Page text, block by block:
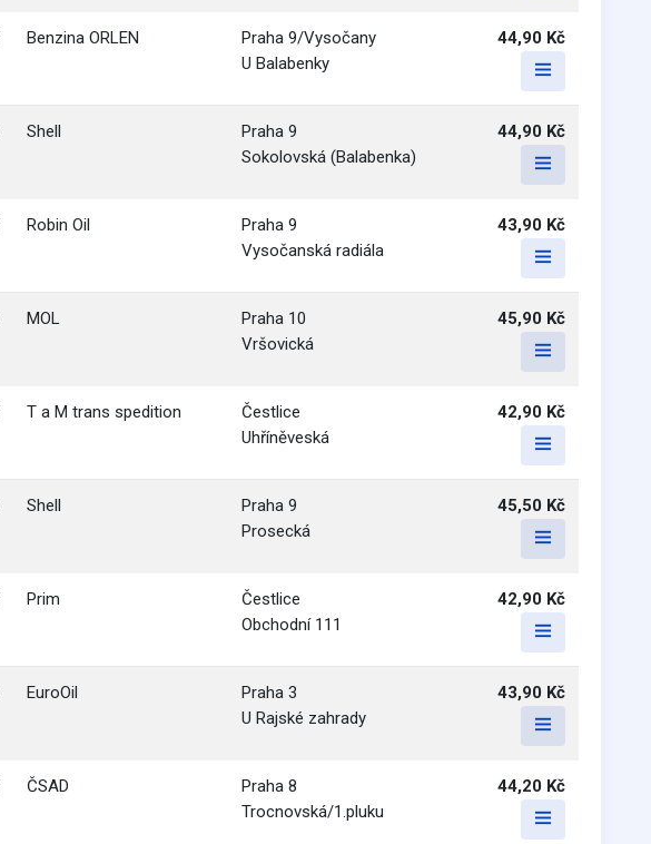
Benzina ORLEN
Praha 9/Vysočany
U Balabenky
44,90 Kč
Shell
Praha 9
Sokolovská (Balabenka)
44,90 Kč
Robin Oil
Praha 9
Vysočanská radiála
43,90 Kč
MOL
Praha 10
Vršovická
45,90 Kč
T a M trans spedition
Čestlice
Uhříněveská
42,90 Kč
Shell
Praha 9
Prosecká
45,50 Kč
Prim
Čestlice
Obchodní 111
42,90 Kč
EuroOil
Praha 3
U Rajské zahrady
43,90 Kč
ČSAD
Praha 8
Trocnovská/1.pluku
44,20 Kč